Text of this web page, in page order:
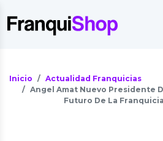
Inicio
Actualidad Franquicias
Angel Amat Nuevo Presidente
Futuro De La